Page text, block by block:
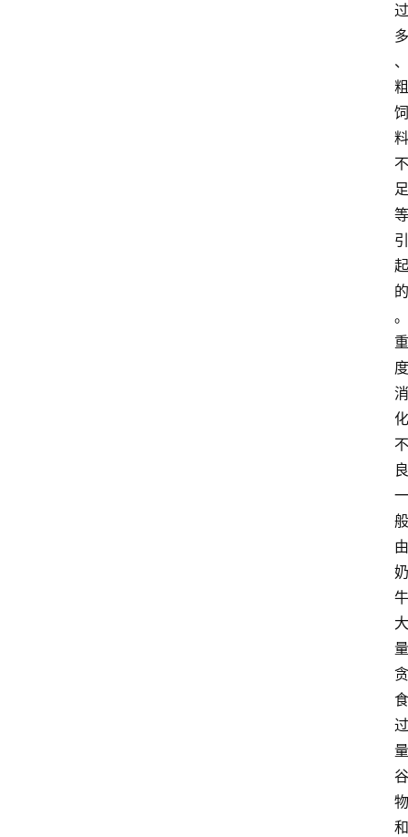
过
多
、
粗
饲
料
不
足
等
引
起
的
。
重
度
消
化
不
良
一
般
由
奶
牛
大
量
贪
食
过
量
谷
物
和